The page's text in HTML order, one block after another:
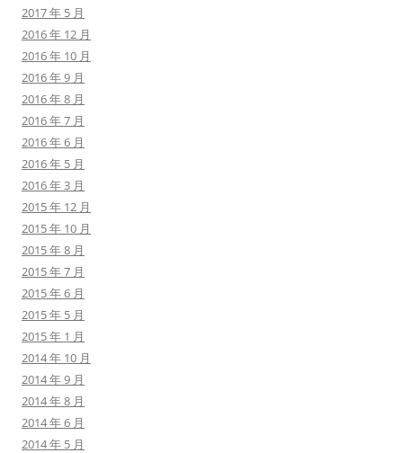
2017 年 5 月
2016 年 12 月
2016 年 10 月
2016 年 9 月
2016 年 8 月
2016 年 7 月
2016 年 6 月
2016 年 5 月
2016 年 3 月
2015 年 12 月
2015 年 10 月
2015 年 8 月
2015 年 7 月
2015 年 6 月
2015 年 5 月
2015 年 1 月
2014 年 10 月
2014 年 9 月
2014 年 8 月
2014 年 6 月
2014 年 5 月